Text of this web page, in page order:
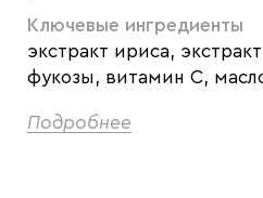
Ключевые ингредиенты
экстракт ириса,
фукозы, витамин С,
Подробнее